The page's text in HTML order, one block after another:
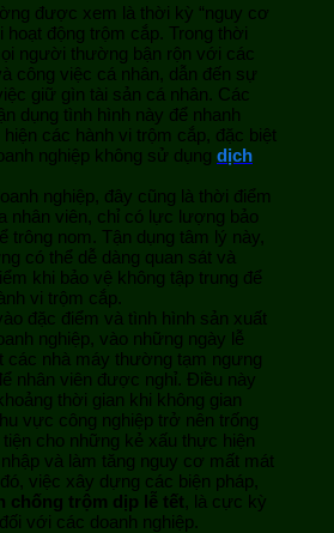
được xem là thời kỳ “nguy cơ
hoạt động trộm cắp. Trong thời
người thường bận rộn với các
công việc cá nhân, dẫn đến sự
giữ gìn tài sản cá nhân. Các
dụng tình hình này để nhanh
các hành vi trộm cắp, đặc biệt
nghiệp không sử dụng dịch
nghiệp, đây cũng là thời điểm
nhân viên, chỉ có lực lượng bảo
trông nom. Tận dụng tâm lý này,
có thể dễ dàng quan sát và
khi bảo vệ không tập trung để
vi trộm cắp.
đặc điểm và tình hình sản xuất
nghiệp, vào những ngày lễ
các nhà máy thường tạm ngưng
nhân viên được nghỉ. Điều này
thời gian khi không gian
vực công nghiệp trở nên trống
tiện cho những kẻ xấu thực hiện
và làm tăng nguy cơ mất mát
việc xây dựng các biện pháp,
chống trộm dịp lễ tết, là cực kỳ
với các doanh nghiệp.